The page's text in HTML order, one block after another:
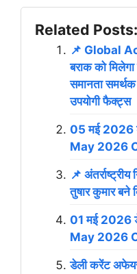
Related Posts:
📌 Global
बराक को
समानता
उपयोगी फैक्ट्स
05 मई 2026
May 2026
📌
तुषार कुमार बने
01 मई 2026
May 2026
डेली करेंट